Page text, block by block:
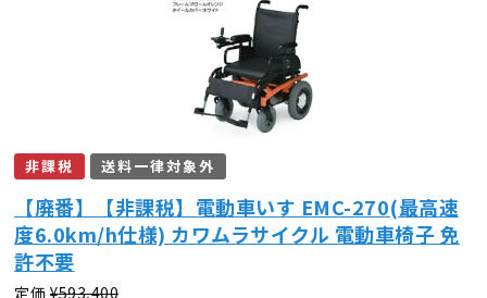
非課税 送料一律対象外
【廃番】【非課税】電動車いす EMC-270(最高速
度6.0km/h仕様) カワムラサイクル 電動車椅子 免
許不要
定価 ¥593,400